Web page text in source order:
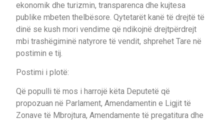
ekonomik dhe turizmin, transparenca dhe kujtesa
publike mbeten thelbësore. Qytetarët kanë të drejtë të
dinë se kush mori vendime që ndikojnë drejtpërdrejt
mbi trashëgiminë natyrore të vendit, shprehet Tare në
postimin e tij.
Postimi i plotë:
Që populli të mos i harrojë këta Deputetë që
propozuan në Parlament, Amendamentin e Ligjit të
Zonave të Mbrojtura, Amendamente të pregatitura dhe